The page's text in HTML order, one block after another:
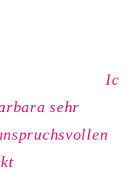
Ic
sehr